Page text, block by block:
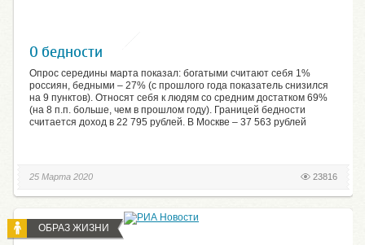
О бедности
Опрос середины марта показал: богатыми считают себя 1%
россиян, бедными – 27% (с прошлого года показатель снизился
на 9 пунктов). Относят себя к людям со средним достатком 69%
(на 8 п.п. больше, чем в прошлом году). Границей бедности
считается доход в 22 795 рублей. В Москве – 37 563 рублей
23816
25 Марта 2020
ОБРАЗ ЖИЗНИ